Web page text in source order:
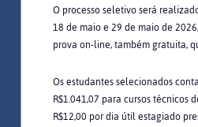
O processo seletivo será
18 de maio e 29 de maio de
prova on-line, também gratuita,
Os estudantes selecionados
R$1.041,07 para cursos
R$12,00 por dia útil estagiado